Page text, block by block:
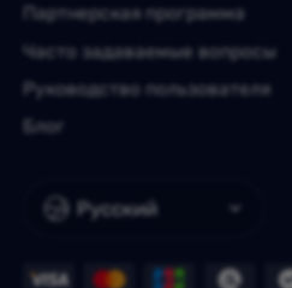
Русский
Партнерская программа
Часто задаваемые вопросы
Руководство пользователя
Блог